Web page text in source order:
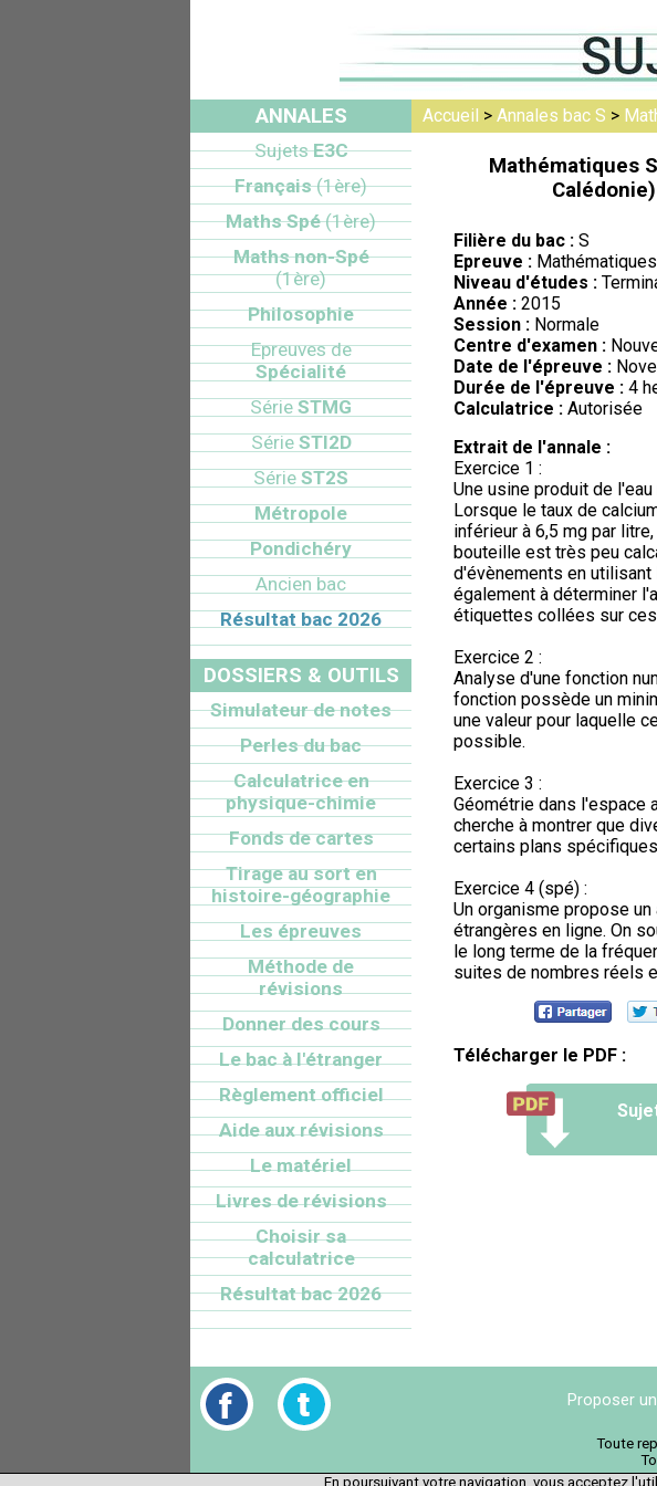
Accueil > Annales bac S >
Mathématiques
Filière du bac : S
Epreuve :
Niveau d'études :
Année : 2015
Session : Normale
Centre d'examen :
Date de l'épreuve :
Durée de l'épreuve : 4
Calculatrice : Autorisée
Extrait de l'annale :
Exercice 1 :
Une usine produit de
Lorsque le taux de
inférieur à 6,5 mg par
bouteille est très peu
d'évènements en utilisant
également à déterminer
étiquettes collées sur
Exercice 2 :
Analyse d'une fonction
fonction possède un
une valeur pour laquelle
possible.
Exercice 3 :
Géométrie dans l'espace
cherche à montrer que
certains plans
Exercice 4 (spé) :
Un organisme propose
étrangères en ligne. On
le long terme de la
suites de nombres réels
Télécharger le PDF :
ANNALES
SujetsE3C
Français(1ère)
Maths Spé(1ère)
Maths non-Spé
(1ère)
Philosophie
Epreuves de
Spécialité
Série STMG
SérieSTI2D
Série ST2S
Métropole
Pondichéry
Ancien bac
Résultat bac 2026
DOSSIERS & OUTILS
Simulateur de notes
Perles du bac
Calculatrice en
physique-chimie
Fonds de cartes
Tirage au sort en
histoire-géographie
Les épreuves
Méthode de
révisions
Donner des cours
Le bac à l'étranger
Règlement officiel
Aide aux révisions
Le matériel
Livres de révisions
Choisir sa
calculatrice
Résultat bac 2026
Proposer
Toute
En poursuivant votre navigation, vous acceptez